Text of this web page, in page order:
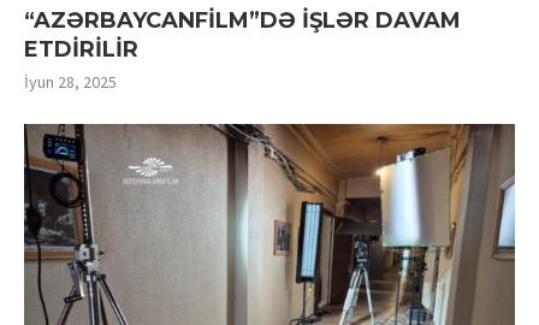
“AZƏRBAYCANFİLM”DƏ İŞLƏR DAVAM
ETDİRİLİR
İyun 28, 2025